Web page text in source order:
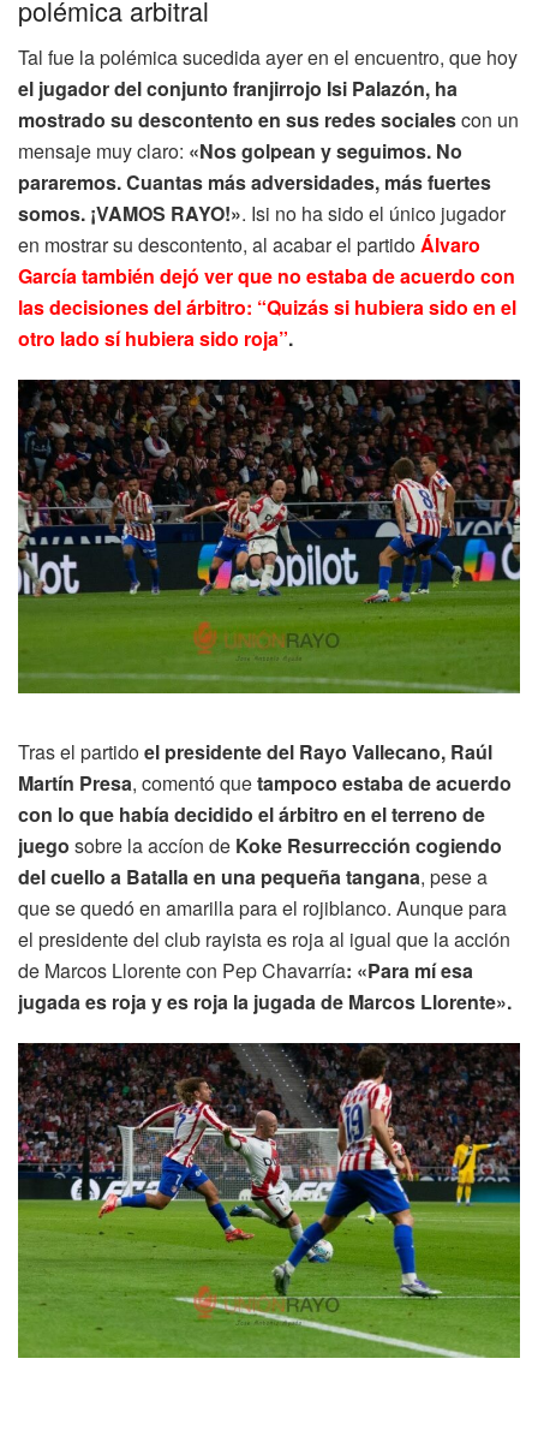
polémica arbitral
Tal fue la polémica sucedida ayer en el encuentro, que hoy
el jugador del conjunto franjirrojo Isi Palazón, ha
mostrado su descontento en sus redes socialescon un
mensaje muy claro: «Nos golpean y seguimos. No
pararemos. Cuantas más adversidades, más fuertes
somos. ¡VAMOS RAYO!». Isi no ha sido el único jugador
en mostrar su descontento, al acabar el partidoÁlvaro
García también dejó ver que no estaba de acuerdo con
las decisiones del árbitro: “Quizás si hubiera sido en el
otro lado sí hubiera sido roja”.
Tras el partidoel presidente del Rayo Vallecano, Raúl
Martín Presa, comentó quetampoco estaba de acuerdo
con lo que había decidido el árbitro en el terreno de
juego sobre la accíon de Koke Resurrección cogiendo
del cuello a Batalla en una pequeña tangana, pese a
que se quedó en amarilla para el rojiblanco. Aunque para
el presidente del club rayista es roja al igual que la acción
de Marcos Llorente con Pep Chavarría: «Para mí esa
jugada es roja y es roja la jugada de Marcos Llorente».